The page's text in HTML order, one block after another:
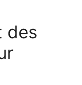
des